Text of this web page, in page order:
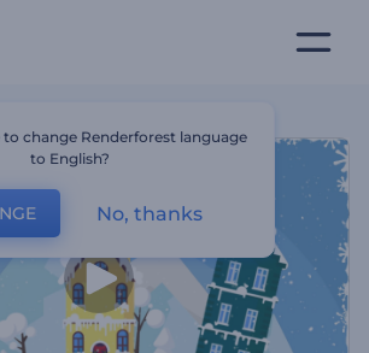
change Renderforest language
to English?
No, thanks